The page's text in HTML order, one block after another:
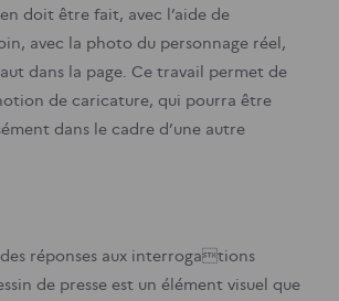
doit être fait, avec l’aide de
avec la photo du personnage réel,
dans la page. Ce travail permet de
de caricature, qui pourra être
dans le cadre d’une autre
réponses aux interrogations
de presse est un élément visuel que